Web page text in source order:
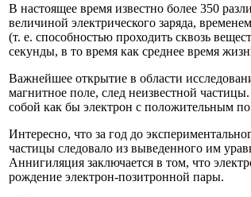
В настоящее время известно более 350
величиной электрического заряда,
(т. е. способностью проходить сквозь
секунды, в то время как среднее время
Важнейшее открытие в области
магнитное поле, след неизвестной
собой как бы электрон с положительным
Интересно, что за год до
частицы следовало из выведенного им
Аннигиляция заключается в том, что
рождение электрон-позитронной пары.